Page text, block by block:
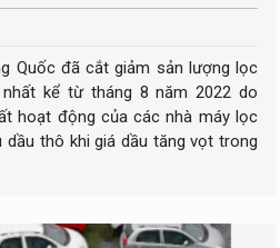
Quốc đã cắt giảm sản lượng lọc
kể từ tháng 8 năm 2022 do
hoạt động của các nhà máy lọc
dầu thô khi giá dầu tăng vọt trong